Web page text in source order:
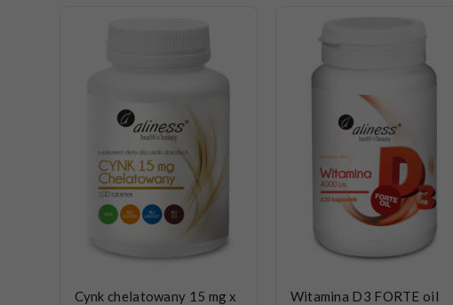
Cynk chelatowany 15 mg x
Witamina D3 FORTE oil